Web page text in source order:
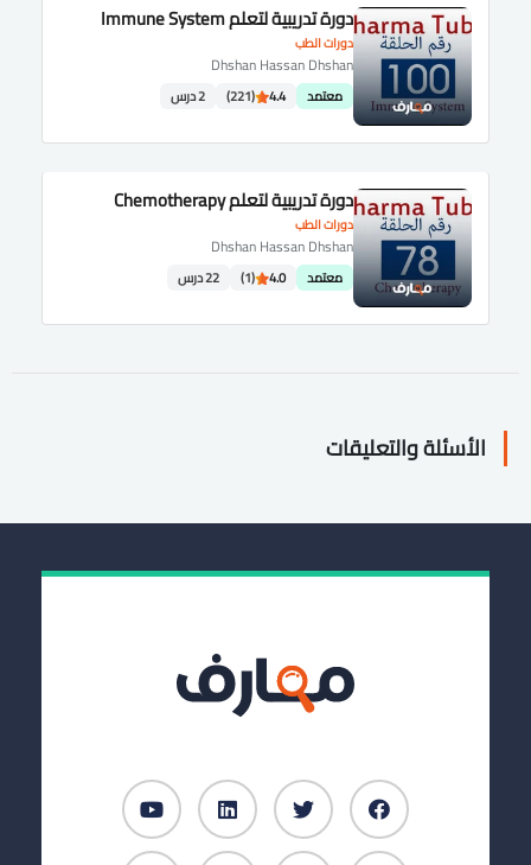
دورات الطب
دورة تدريبية لتعلم Immune System
Dhshan Hassan Dhshan
معتمد 4.4
(221) 2 درس
دورات الطب
دورة تدريبية لتعلم Chemotherapy
Dhshan Hassan Dhshan
معتمد 4.0
(1) 22 درس
الأسئلة والتعليقات